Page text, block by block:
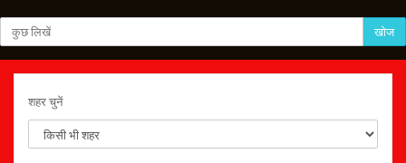
खोज
शहर चुनें